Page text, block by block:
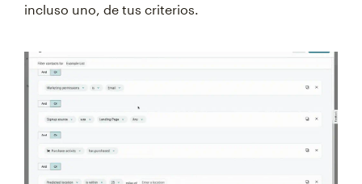
incluso uno, de tus criterios.